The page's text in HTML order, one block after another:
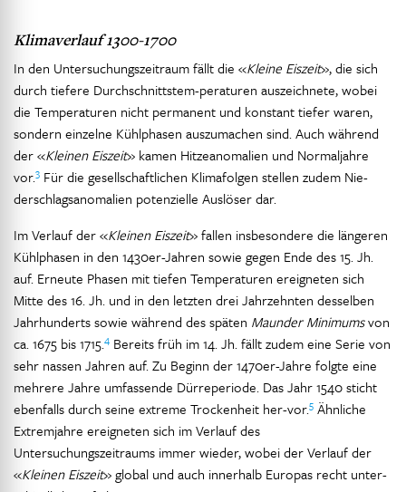
Klimaverlauf 1300-1700
In den Untersuchungszeitraum fällt die «Kleine Eiszeit», die sich
durch tiefere Durchschnittstem-peraturen auszeichnete, wobei
die Temperaturen nicht permanent und konstant tiefer waren,
sondern einzelne Kühlphasen auszumachen sind. Auch während
der «Kleinen Eiszeit» kamen Hitzeanomalien und Normaljahre
vor.3 Für die gesellschaftlichen Klimafolgen stellen zudem Nie-
derschlagsanomalien potenzielle Auslöser dar.
Im Verlauf der «Kleinen Eiszeit» fallen insbesondere die längeren
Kühlphasen in den 1430er-Jahren sowie gegen Ende des 15. Jh.
auf. Erneute Phasen mit tiefen Temperaturen ereigneten sich
Mitte des 16. Jh. und in den letzten drei Jahrzehnten desselben
Jahrhunderts sowie während des späten Maunder Minimumsvon
ca. 1675 bis 1715.4 Bereits früh im 14. Jh. fällt zudem eine Serie von
sehr nassen Jahren auf. Zu Beginn der 1470er-Jahre folgte eine
mehrere Jahre umfassende Dürreperiode. Das Jahr 1540 sticht
ebenfalls durch seine extreme Trockenheit her-vor.5 Ähnliche
Extremjahre ereigneten sich im Verlauf des
Untersuchungszeitraums immer wieder, wobei der Verlauf der
«Kleinen Eiszeit» global und auch innerhalb Europas recht unter-